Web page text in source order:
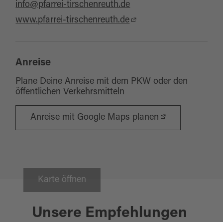
info@pfarrei-tirschenreuth.de
www.pfarrei-tirschenreuth.de
Anreise
Plane Deine Anreise mit dem PKW oder den
öffentlichen Verkehrsmitteln
Anreise mit Google Maps planen
Karte öffnen
Unsere Empfehlungen
Tirschenreuth